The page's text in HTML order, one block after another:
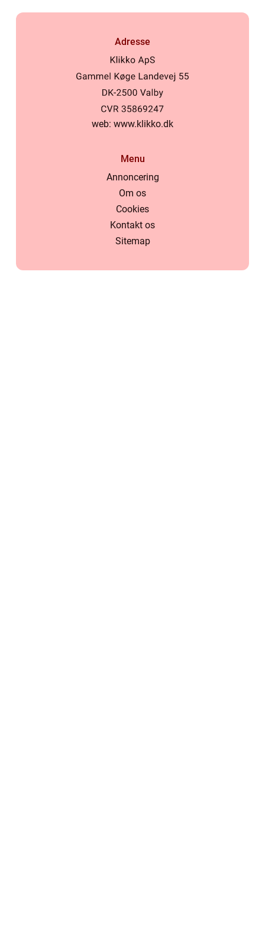
Adresse
web: www.klikko.dk
Menu
Annoncering
Om os
Cookies
Kontakt os
Sitemap